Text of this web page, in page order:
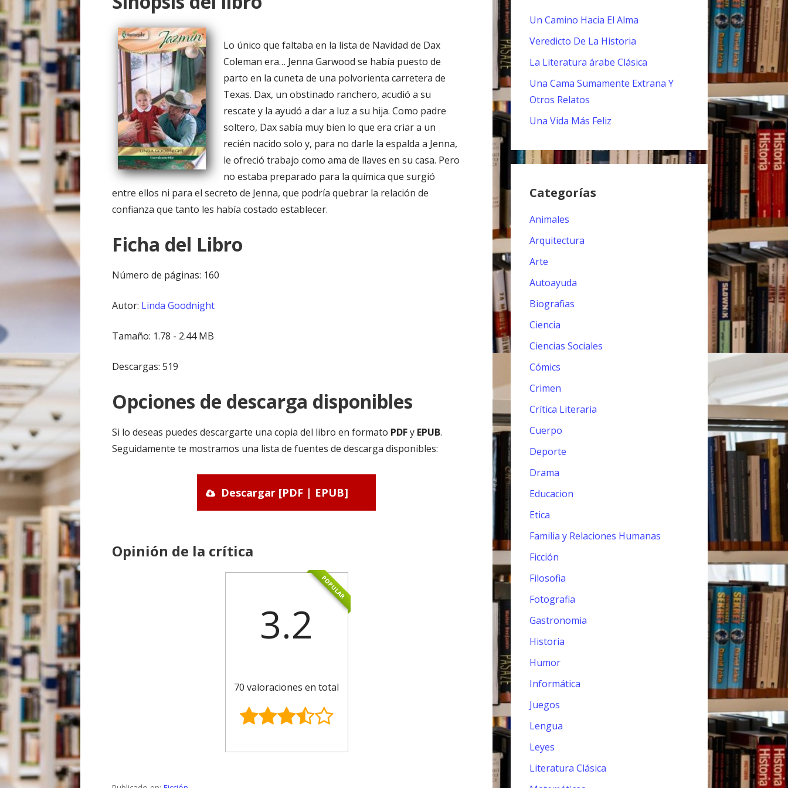
o
Lo único que faltaba en la lista de Navidad de Dax
Coleman era… Jenna Garwood se había puesto de
parto en la cuneta de una polvorienta carretera de
Texas. Dax, un obstinado ranchero, acudió a su
rescate y la ayudó a dar a luz a su hija. Como padre
soltero, Dax sabía muy bien lo que era criar a un
recién nacido solo y, para no darle la espalda a Jenna,
le ofreció trabajo como ama de llaves en su casa. Pero
no estaba preparado para la química que surgió
entre ellos ni para el secreto de Jenna, que podría quebrar la relación de
confianza que tanto les había costado establecer.
Ficha del Libro
Número de páginas: 160
Autor: Linda Goodnight
Tamaño: 1.78 - 2.44 MB
Descargas: 519
Opciones de descarga disponibles
Si lo deseas puedes descargarte una copia del libro en formato PDFy EPUB.
Seguidamente te mostramos una lista de fuentes de descarga disponibles:
Descargar [PDF | EPUB]
Opinión de la crítica
POPULAR
3.2
70 valoraciones en total
Un Camino Hacia El Alma
Veredicto De La Historia
La Literatura árabe Clásica
Una Cama Sumamente Extrana Y
Otros Relatos
Una Vida Más Feliz
Categorías
Animales
Arquitectura
Arte
Autoayuda
Biografias
Ciencia
Ciencias Sociales
Cómics
Crimen
Crítica Literaria
Cuerpo
Deporte
Drama
Educacion
Etica
Familia y Relaciones Humanas
Ficción
Filosofia
Fotografia
Gastronomia
Historia
Humor
Informática
Juegos
Lengua
Leyes
Literatura Clásica